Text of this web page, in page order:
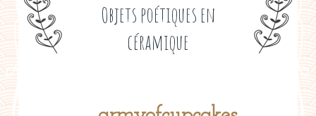
Objets poétiques en
céramique